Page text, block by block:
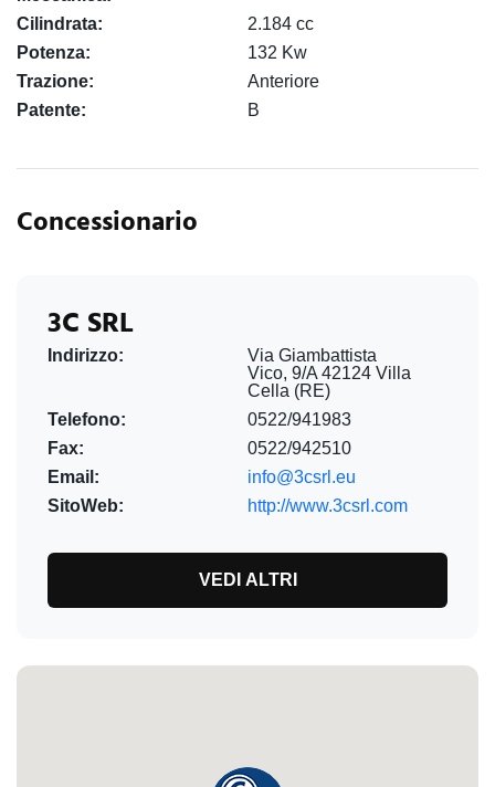
Cilindrata:
2.184 cc
Potenza:
132 Kw
Trazione:
Anteriore
Patente:
B
Concessionario
3C SRL
Indirizzo:
Via Giambattista
Vico, 9/A 42124 Villa
Cella (RE)
Telefono:
0522/941983
Fax:
0522/942510
Email:
info@3csrl.eu
SitoWeb:
http://www.3csrl.com
VEDI ALTRI